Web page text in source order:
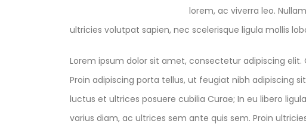
lorem, ac viverra leo.
ultricies volutpat sapien, nec scelerisque ligula mollis
Lorem ipsum dolor sit amet, consectetur adipiscing
Proin adipiscing porta tellus, ut feugiat nibh adipiscing
luctus et ultrices posuere cubilia Curae; In eu libero
varius diam, ac ultrices sem ante quis sem. Proin